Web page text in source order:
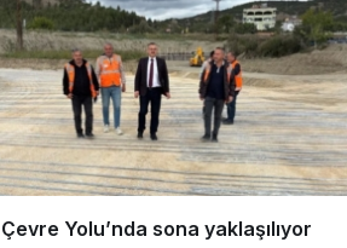
Yolu’nda sona yaklaşılıyor